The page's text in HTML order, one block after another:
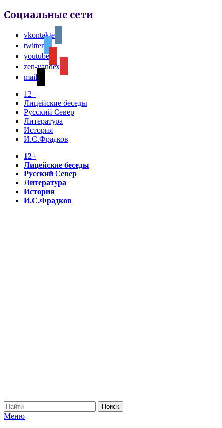
Социальные сети
vkontakte
twitter
youtube
zen-yandex
mail
12+
Лицейские беседы
Русский Север
Литература
История
И.С.Фрадков
12+
Лицейские беседы
Русский Север
Литература
История
И.С.Фрадков
Меню